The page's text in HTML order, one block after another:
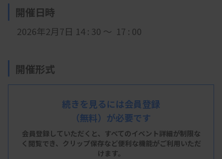
開催日時
2026年2月7日 14 : 30 ～ 17 : 00
開催形式
LIVE配信
主 催
石川県臨床衛生検査技師会
続きを見るには会員登録
（無料）が必要です
会員登録していただくと、すべてのイベント詳細が制限な
く閲覧でき、 クリップ保存など便利な機能がご利用いただ
けます。